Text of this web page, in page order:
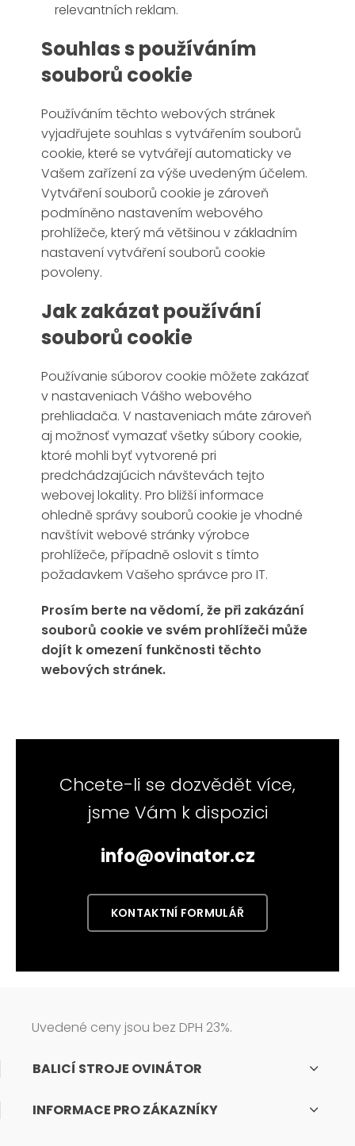
relevantních reklam.
Souhlas s používáním
souborů cookie
Používáním těchto webových stránek
vyjadřujete souhlas s vytvářením souborů
cookie, které se vytvářejí automaticky ve
Vašem zařízení za výše uvedeným účelem.
Vytváření souborů cookie je zároveň
podmíněno nastavením webového
prohlížeče, který má většinou v základním
nastavení vytváření souborů cookie
povoleny.
Jak zakázat používání
souborů cookie
Používanie súborov cookie môžete zakázať
v nastaveniach Vášho webového
prehliadača. V nastaveniach máte zároveň
aj možnosť vymazať všetky súbory cookie,
ktoré mohli byť vytvorené pri
predchádzajúcich návštevách tejto
webovej lokality. Pro bližší informace
ohledně správy souborů cookie je vhodné
navštívit webové stránky výrobce
prohlížeče, případně oslovit s tímto
požadavkem Vašeho správce pro IT.
Prosím berte na vědomí, že při zakázání
souborů cookie ve svém prohlížeči může
dojít k omezení funkčnosti těchto
webových stránek.
Chcete-li se dozvědět více,
jsme Vám k dispozici
info@ovinator.cz
KONTAKTNÍ FORMULÁŘ
Uvedené ceny jsou bez DPH 23%.
BALICÍ STROJE OVINÁTOR
INFORMACE PRO ZÁKAZNÍKY